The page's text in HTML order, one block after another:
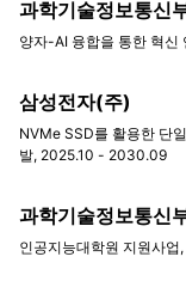
과학기술정보통신
양자-AI 융합을 통한 혁
삼성전자(주)
NVMe SSD를 활용한 단
발, 2025.10 - 2030.09
과학기술정보통신
인공지능대학원 지원사